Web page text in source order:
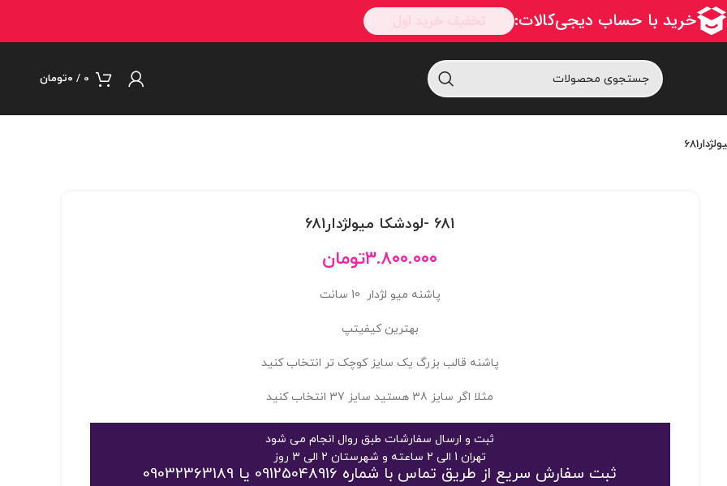
0
/ ۰تومان
681 -لودشکا میولژدار681
۳.۸۰۰.۰۰۰تومان
پاشنه میو لژدار 10 سانت
بهترین کیفیتپ
پاشنه قالب بزرگ یک سایز کوچک تر انتخاب کنید
مثلا اگر سایز 38 هستید سایز 37 انتخاب کنید
ثبت و ارسال سفارشات طبق روال انجام می شود
تهران 1 الی 2 ساعته و شهرستان 2 الی 3 روز
ثبت سفارش سریع از طریق تماس با شماره 09125048916 یا 09032363189